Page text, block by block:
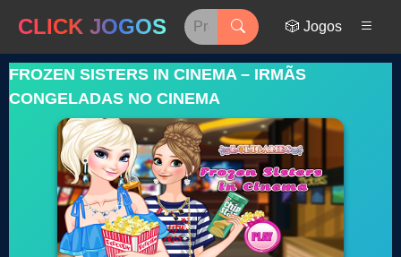
CLICK JOGOS 🎲 Jogos
FROZEN SISTERS IN CINEMA – IRMÃS
CONGELADAS NO CINEMA